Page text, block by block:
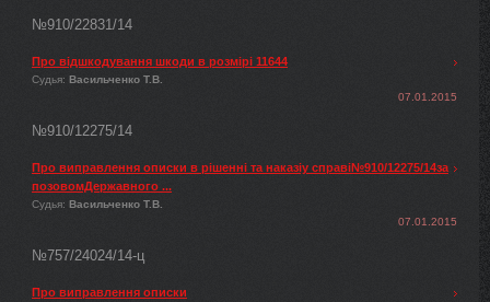
№910/22831/14
Про відшкодування шкоди в розмірі 11644
Судья: Васильченко Т.В.
07.01.2015
№910/12275/14
Про виправлення описки в рішенні та наказіу справі№910/12275/14за
позовомДержавного ...
Судья: Васильченко Т.В.
07.01.2015
№757/24024/14-ц
Про виправлення описки